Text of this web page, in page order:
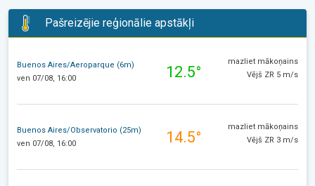
Pašreizējie reģionālie apstākļi
Buenos Aires/Aeroparque (6m)
ven 07/08, 16:00
12.5°
mazliet mākoņains
Vējš ZR 5 m/s
Buenos Aires/Observatorio (25m)
ven 07/08, 16:00
14.5°
mazliet mākoņains
Vējš ZR 3 m/s